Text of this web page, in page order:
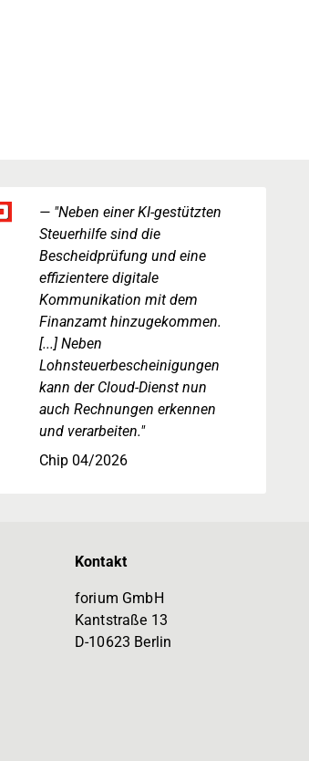
"Neben einer KI-gestützten
Steuerhilfe sind die
Bescheidprüfung und eine
effizientere digitale
Kommunikation mit dem
Finanzamt hinzugekommen.
[...] Neben
Lohnsteuerbescheinigungen
kann der Cloud-Dienst nun
auch Rechnungen erkennen
und verarbeiten."
Chip 04/2026
Kontakt
forium GmbH
Kantstraße 13
D-10623 Berlin